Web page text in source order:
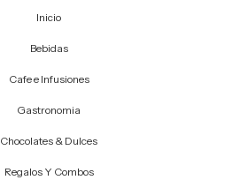
Inicio
Bebidas
Cafe e Infusiones
Gastronomia
Chocolates & Dulces
Regalos Y Combos